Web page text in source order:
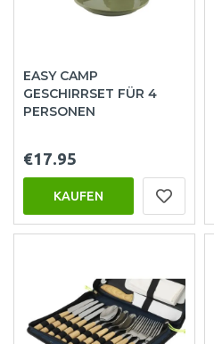
EASY CAMP
GESCHIRRSET FÜR 4
PERSONEN
€17.95
KAUFEN